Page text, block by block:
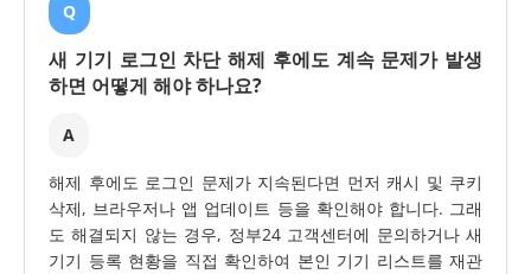
Q
새 기기 로그인 차단 해제 후에도 계속 문제가 발생
하면 어떻게 해야 하나요?
A
해제 후에도 로그인 문제가 지속된다면 먼저 캐시 및 쿠키
삭제, 브라우저나 앱 업데이트 등을 확인해야 합니다. 그래
도 해결되지 않는 경우, 정부24 고객센터에 문의하거나 새
기기 등록 현황을 직접 확인하여 본인 기기 리스트를 재관